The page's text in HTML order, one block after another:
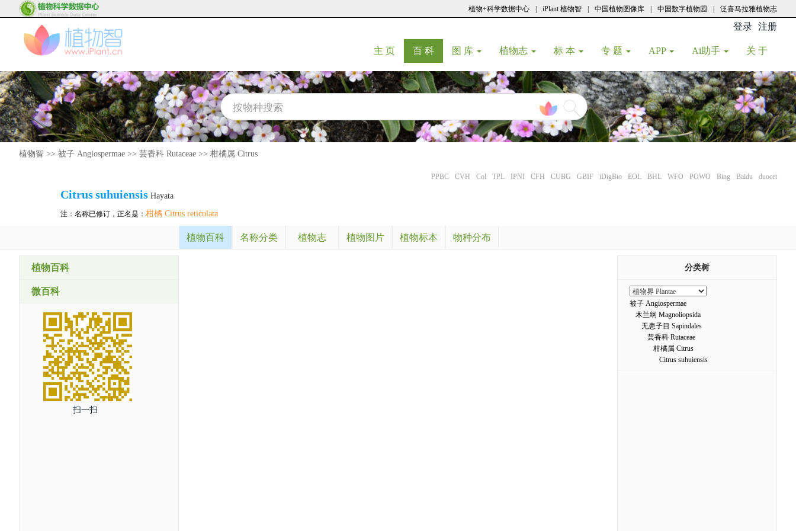
植物+科学数据中心 iPlant 植物智 中国植物图像库 中国数字植物园 泛喜马拉雅植物志
登录 注册
主 页(current)
百 科(current)
图 库 植物志 标 本 专 题 APP Ai助手 关 于
植物智 >> 被子 Angiospermae >> 芸香科 Rutaceae >> 柑橘属 Citrus
PPBC CVH Col TPL IPNI CFH CUBG GBIF iDigBio EOL BHL WFO POWO Bing Baidu duocet
Citrussuhuiensis Hayata
注：名称已修订，正名是： 柑橘 Citrus reticulata
植物百科 名称分类 植物志 植物图片 植物标本 物种分布
植物百科
微百科
扫一扫
分类树
被子 Angiospermae
木兰纲 Magnoliopsida
无患子目 Sapindales
芸香科 Rutaceae
柑橘属 Citrus
Citrus suhuiensis